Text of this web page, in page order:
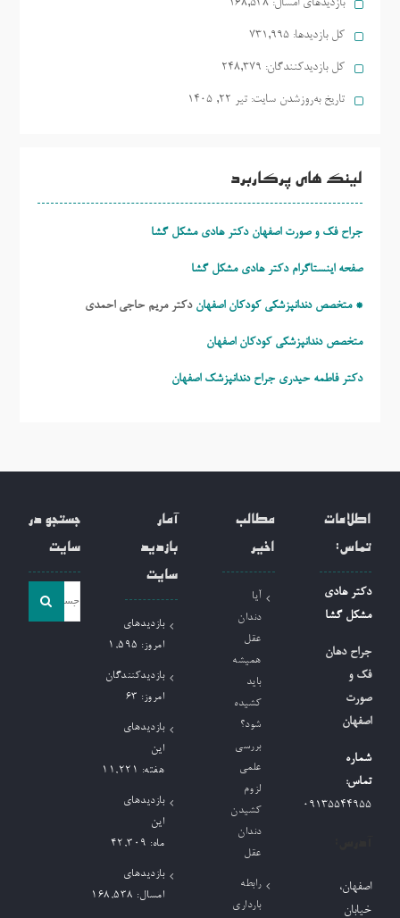
بازدیدهای امسال: 168,538
کل بازدیدها: 731,995
کل بازدیدکنند‌گان: 248,379
تاریخ به‌روزشدن سایت: تیر ۲۲, ۱۴۰۵
لینک های پرکاربرد
جراح فک و صورت اصفهان دکتر هادی مشکل گشا
صفحه اینستاگرام دکتر هادی مشکل گشا
* متخصص دندانپزشکی کودکان اصفهان دکتر مریم حاجی احمدی
متخصص دندانپزشکی کودکان اصفهان
دکتر فاطمه حیدری جراح دندانپزشک اصفهان
اطلاعات
تماس:
دکتر هادی
مشکل گشا
جراح دهان
فک و
صورت
اصفهان
شماره
تماس:
09135544955
اصفهان،
خیابان
مطالب
اخیر
آیا
دندان
عقل
همیشه
باید
کشیده
شود؟
بررسی
علمی
لزوم
کشیدن
دندان
عقل
رابطه
بارداری
آمار
بازدید
سایت
بازدیدهای
امروز: 1,595
بازدیدکنندگان
امروز: 63
بازدیدهای
این
هفته: 11,221
بازدیدهای
این
ماه: 42,309
بازدیدهای
امسال: 168,538
جستجو در
سایت